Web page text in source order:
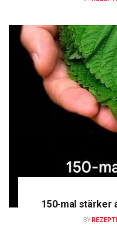
150-mal stärker
BY